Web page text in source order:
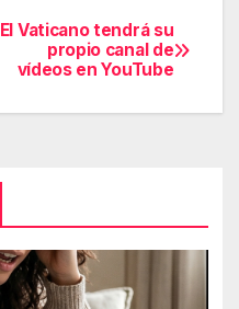
El Vaticano tendrá su
propio canal de
vídeos en YouTube